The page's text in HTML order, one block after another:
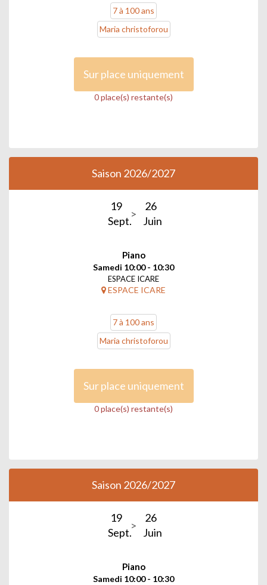
7 à 100 ans
Maria christoforou
Sur place uniquement
0 place(s) restante(s)
Saison 2026/2027
19
Sept.
26
Juin
Piano
Samedi 10:00 - 10:30
ESPACE ICARE
ESPACE ICARE
7 à 100 ans
Maria christoforou
Sur place uniquement
0 place(s) restante(s)
Saison 2026/2027
19
Sept.
26
Juin
Piano
Samedi 10:00 - 10:30